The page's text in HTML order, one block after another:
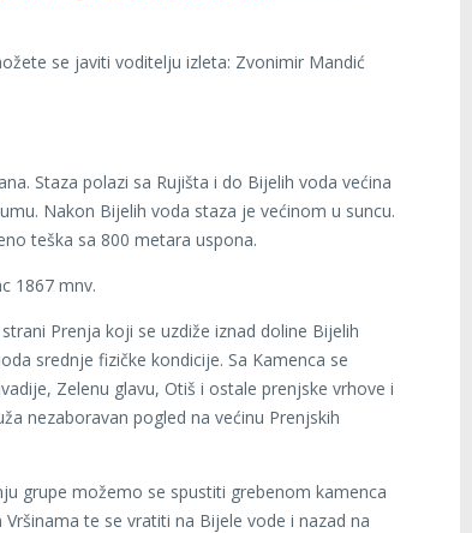
se javiti voditelju izleta: Zvonimir Mandić
Staza polazi sa Rujišta i do Bijelih voda većina
Nakon Bijelih voda staza je većinom u suncu.
teška sa 800 metara uspona.
1867 mnv.
Prenja koji se uzdiže iznad doline Bijelih
srednje fizičke kondicije. Sa Kamenca se
Zelenu glavu, Otiš i ostale prenjske vrhove i
nezaboravan pogled na većinu Prenjskih
grupe možemo se spustiti grebenom kamenca
te se vratiti na Bijele vode i nazad na